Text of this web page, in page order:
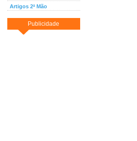
Artigos 2ª Mão
Publicidade